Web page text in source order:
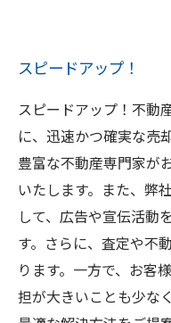
スピードアップ！
スピードアップ！不動
に、迅速かつ確実な売
豊富な不動産専門家が
いたします。また、弊
して、広告や宣伝活動
す。さらに、査定や不
ります。一方で、お客
担が大きいことも少な